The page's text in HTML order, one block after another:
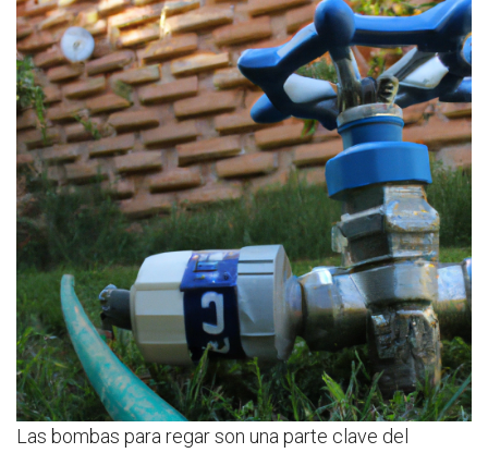
Las bombas para regar son una parte clave del